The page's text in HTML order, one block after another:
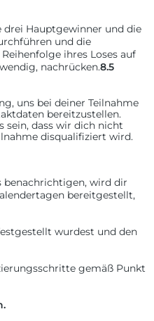
drei Hauptgewinner und die
und die
ihres Loses auf
nachrücken.8.5
uns bei deiner Teilnahme
bereitzustellen.
sein, dass wir dich nicht
disqualifiziert wird.
benachrichtigen, wird dir
bereitgestellt,
wurdest und den
gemäß Punkt